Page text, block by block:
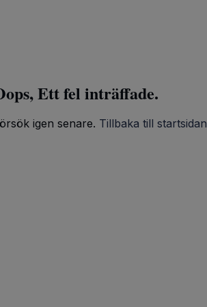
Ett fel inträffade.
igen senare. Tillbaka till startsidan